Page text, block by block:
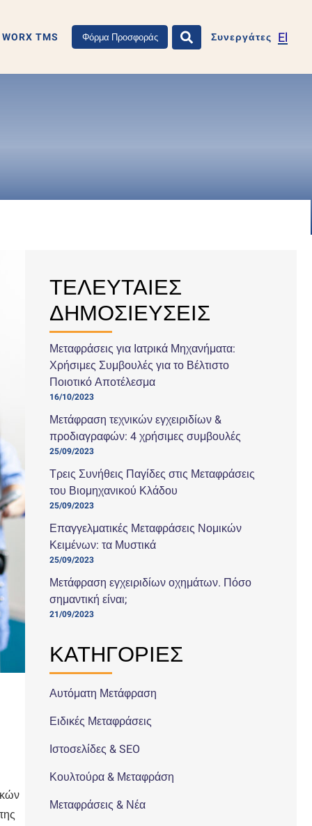
WORX TMS Φόρμα Προσφοράς Συνεργάτες El
ΤΕΛΕΥΤΑΙΕΣ
ΔΗΜΟΣΙΕΥΣΕΙΣ
Μεταφράσεις για Ιατρικά Μηχανήματα:
Χρήσιμες Συμβουλές για το Βέλτιστο
Ποιοτικό Αποτέλεσμα
16/10/2023
Μετάφραση τεχνικών εγχειριδίων &
προδιαγραφών: 4 χρήσιμες συμβουλές
25/09/2023
Τρεις Συνήθεις Παγίδες στις Μεταφράσεις
του Βιομηχανικού Κλάδου
25/09/2023
Επαγγελματικές Μεταφράσεις Νομικών
Κειμένων: τα Μυστικά
25/09/2023
Μετάφραση εγχειριδίων οχημάτων. Πόσο
σημαντική είναι;
21/09/2023
ΚΑΤΗΓΟΡΙΕΣ
Αυτόματη Μετάφραση
Ειδικές Μεταφράσεις
Ιστοσελίδες & SEO
Κουλτούρα & Μεταφράση
Μεταφράσεις & Νέα